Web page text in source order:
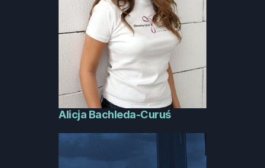
Alicja Bachleda-Curuś